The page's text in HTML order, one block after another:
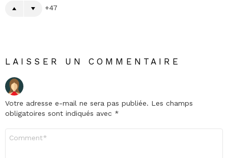
47
LAISSER UN COMMENTAIRE
Votre adresse e-mail ne sera pas publiée. Les champs
obligatoires sont indiqués avec *